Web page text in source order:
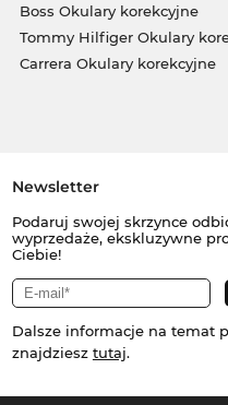
Boss Okulary korekcyjne
Tommy Hilfiger Okulary
Carrera Okulary korekcyjne
Newsletter
Podaruj swojej skrzynce
wyprzedaże, ekskluzywne
Ciebie!
Dalsze informacje na temat
znajdziesz tutaj.